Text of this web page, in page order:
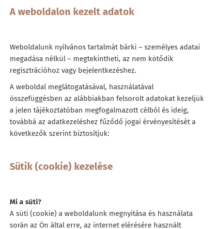
A weboldalon kezelt adatok
Weboldalunk nyilvános tartalmát bárki – személyes adatai
megadása nélkül – megtekintheti, az nem kötődik
regisztrációhoz vagy bejelentkezéshez.
A weboldal meglátogatásával, használatával
összefüggésben az alábbiakban felsorolt adatokat kezeljük
a jelen tájékoztatóban megfogalmazott célból és ideig,
továbbá az adatkezeléshez fűződő jogai érvényesítését a
következők szerint biztosítjuk:
Sütik (cookie) kezelése
Mi a süti?
A süti (cookie) a weboldalunk megnyitása és használata
során az Ön által erre, az internet elérésére használt